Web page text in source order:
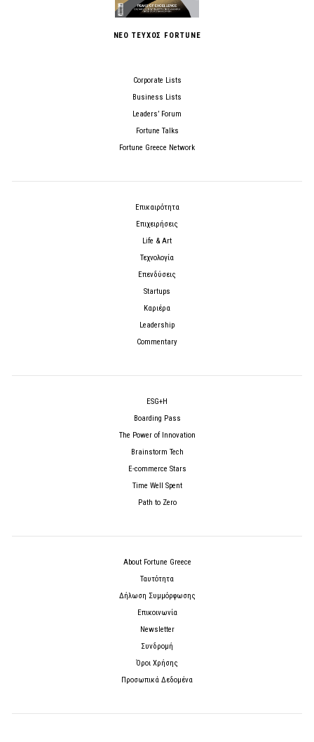
ΝΕΟ ΤΕΥΧΟΣ FORTUNE
Corporate Lists
Business Lists
Leaders’ Forum
Fortune Talks
Fortune Greece Network
Επικαιρότητα
Επιχειρήσεις
Life & Art
Τεχνολογία
Επενδύσεις
Startups
Καριέρα
Leadership
Commentary
ESG+H
Boarding Pass
The Power of Innovation
Brainstorm Tech
E-commerce Stars
Time Well Spent
Path to Zero
About Fortune Greece
Ταυτότητα
Δήλωση Συμμόρφωσης
Επικοινωνία
Newsletter
Συνδρομή
Όροι Χρήσης
Προσωπικά Δεδομένα